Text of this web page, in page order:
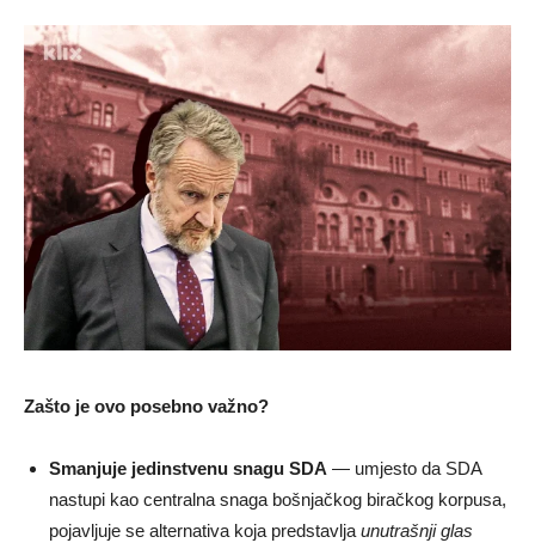
Zašto je ovo posebno važno?
Smanjuje jedinstvenu snagu SDA — umjesto da SDA
nastupi kao centralna snaga bošnjačkog biračkog korpusa,
pojavljuje se alternativa koja predstavlja unutrašnji glas